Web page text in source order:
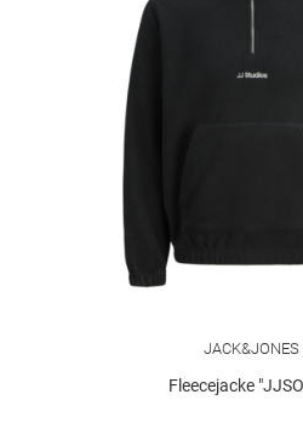
JACK&JONES
Fleecejacke